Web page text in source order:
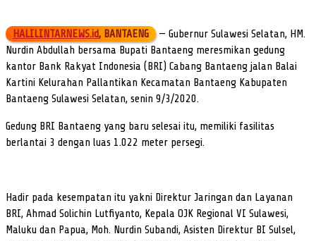
HALILINTARNEWS.id, BANTAENG — Gubernur Sulawesi Selatan, HM.
Nurdin Abdullah bersama Bupati Bantaeng meresmikan gedung
kantor Bank Rakyat Indonesia (BRI) Cabang Bantaeng jalan Balai
Kartini Kelurahan Pallantikan Kecamatan Bantaeng Kabupaten
Bantaeng Sulawesi Selatan, senin 9/3/2020.
Gedung BRI Bantaeng yang baru selesai itu, memiliki fasilitas
berlantai 3 dengan luas 1.022 meter persegi.
Hadir pada kesempatan itu yakni Direktur Jaringan dan Layanan
BRI, Ahmad Solichin Lutfiyanto, Kepala OJK Regional VI Sulawesi,
Maluku dan Papua, Moh. Nurdin Subandi, Asisten Direktur BI Sulsel,